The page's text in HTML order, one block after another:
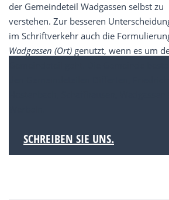
der Gemeindeteil Wadgassen selbst zu
verstehen. Zur besseren
im Schriftverkehr auch die
Wadgassen (Ort) genutzt, wenn es um
SCHREIBEN SIE UNS.